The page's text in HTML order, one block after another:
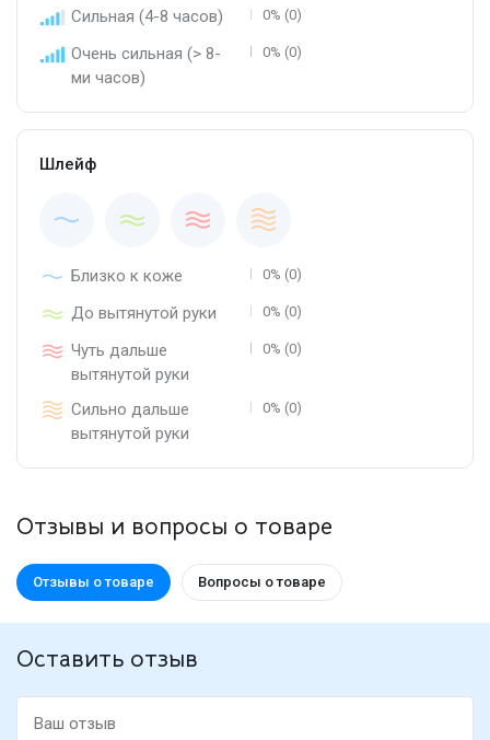
Сильная (4-8 часов) 0% (0)
Очень сильная (> 8-
ми часов)
0% (0)
Шлейф
Близко к коже 0% (0)
До вытянутой руки 0% (0)
Чуть дальше
вытянутой руки
0% (0)
Сильно дальше
вытянутой руки
0% (0)
Отзывы и вопросы о товаре
Отзывы о товаре Вопросы о товаре
Оставить отзыв